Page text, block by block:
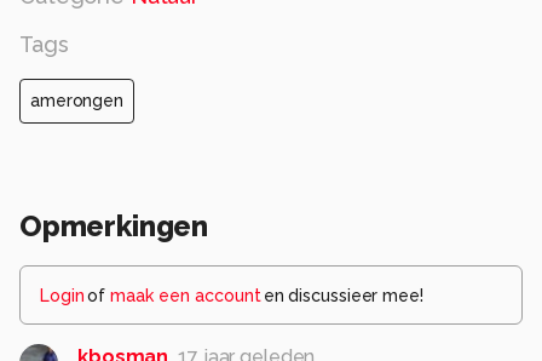
Tags
amerongen
Opmerkingen
Loginof maak een account en discussieer mee!